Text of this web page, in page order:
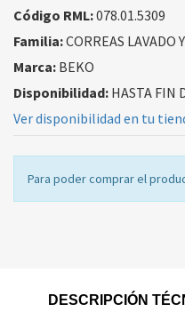
Código RML:078.01.5309
Familia:CORREAS LAVADO
Marca: BEKO
Disponibilidad: HASTA FIN
Ver disponibilidad en tu
Para poder comprar el
DESCRIPCIÓN